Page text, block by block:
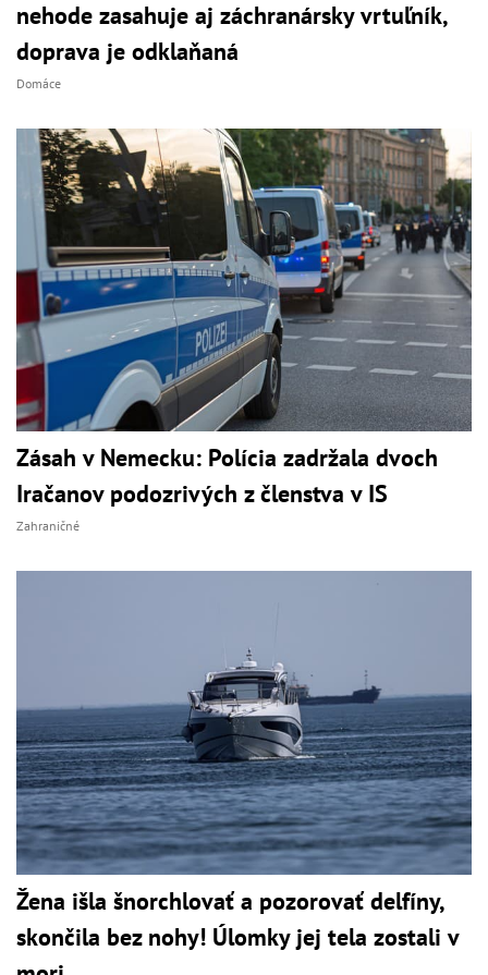
nehode zasahuje aj záchranársky vrtuľník,
doprava je odklaňaná
Domáce
Zásah v Nemecku: Polícia zadržala dvoch
Iračanov podozrivých z členstva v IS
Zahraničné
Žena išla šnorchlovať a pozorovať delfíny,
skončila bez nohy! Úlomky jej tela zostali v